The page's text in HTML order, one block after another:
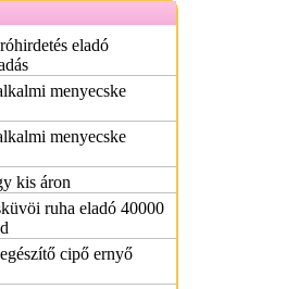
eladó
menyecske
menyecske
kis áron
ruha eladó 40000
cipő ernyő